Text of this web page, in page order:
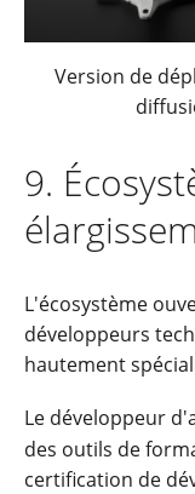
Version de
9.
L'écosystème
développeurs
hautement
Le développeur
des outils de
certification de